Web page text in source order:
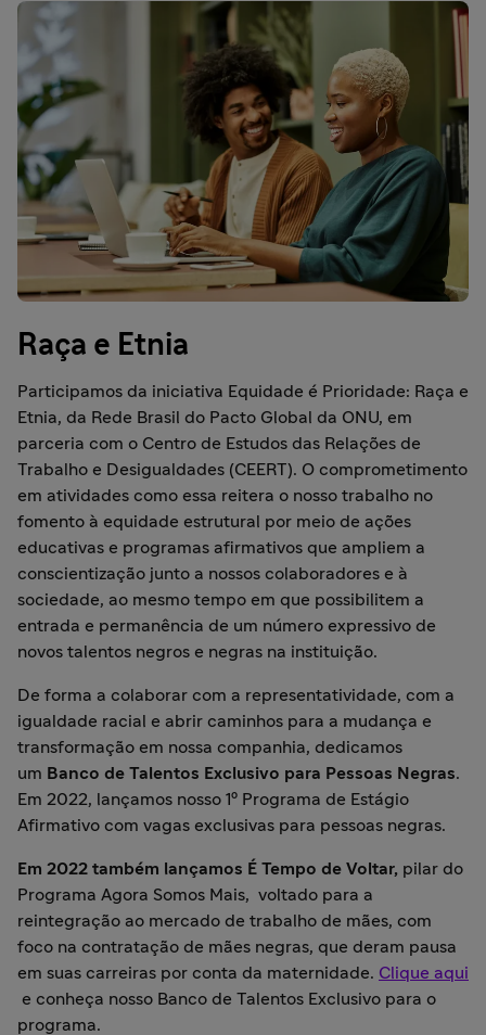
Raça e Etnia
Participamos da iniciativa Equidade é Prioridade: Raça e
Etnia, da Rede Brasil do Pacto Global da ONU, em
parceria com o Centro de Estudos das Relações de
Trabalho e Desigualdades (CEERT). O comprometimento
em atividades como essa reitera o nosso trabalho no
fomento à equidade estrutural por meio de ações
educativas e programas afirmativos que ampliem a
conscientização junto a nossos colaboradores e à
sociedade, ao mesmo tempo em que possibilitem a
entrada e permanência de um número expressivo de
novos talentos negros e negras na instituição.
De forma a colaborar com a representatividade, com a
igualdade racial e abrir caminhos para a mudança e
transformação em nossa companhia, dedicamos
um Banco de Talentos Exclusivo para Pessoas Negras.
Em 2022, lançamos nosso 1º Programa de Estágio
Afirmativo com vagas exclusivas para pessoas negras.
Em 2022 também lançamos É Tempo de Voltar, pilar do
Programa Agora Somos Mais, voltado para a
reintegração ao mercado de trabalho de mães, com
foco na contratação de mães negras, que deram pausa
em suas carreiras por conta da maternidade. Clique aqui
e conheça nosso Banco de Talentos Exclusivo para o
programa.